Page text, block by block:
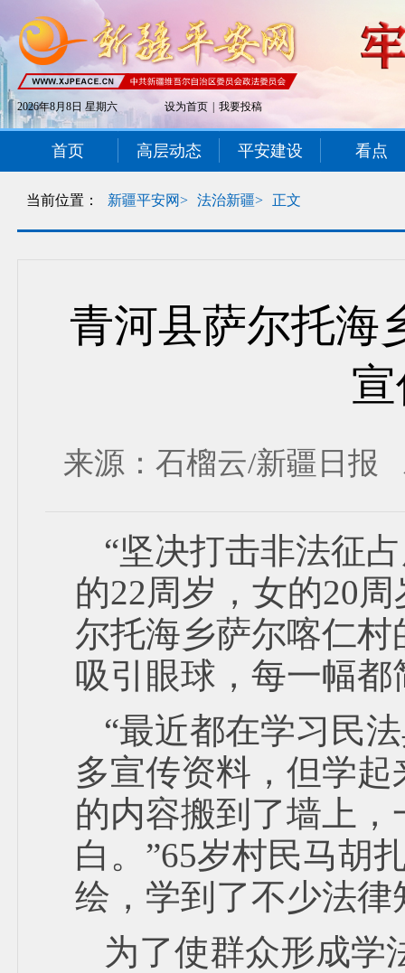
2026年8月8日 星期六 设为首页 我要投稿
首页 高层动态 平安建设 看点
当前位置： 新疆平安网> 法治新疆> 正文
青河县萨尔托
来源：石榴云/新疆日报
“坚决打击非法征
的22周岁，女的20
尔托海乡萨尔喀仁
吸引眼球，每一幅
“最近都在学习民
多宣传资料，但学起
的内容搬到了墙上
白。”65岁村民马胡
绘，学到了不少法律
为了使群众形成学